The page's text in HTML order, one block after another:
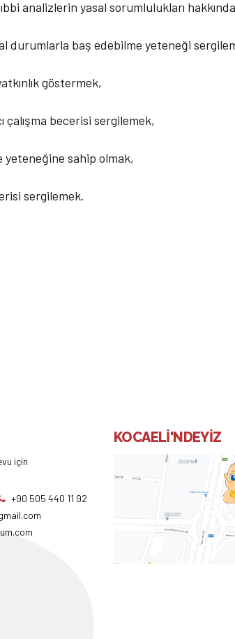
analizlerin yasal sorumlulukları
durumlarla baş edebilme yeteneği
göstermek,
çalışma becerisi sergilemek,
sahip olmak,
sergilemek.
için
+90 505 440 11 92
KOCAELİ'NDEYİZ